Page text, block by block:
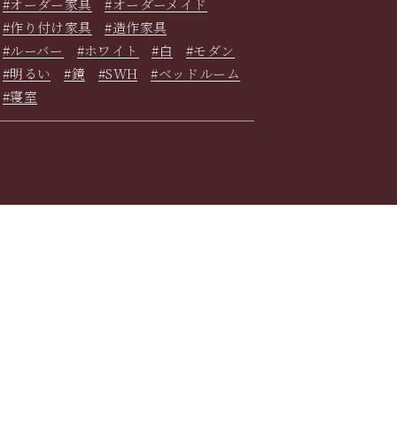
#オーダー家具
#オーダーメイド
#作り付け家具
#造作家具
#ルーバー
#ホワイト #白
#モダン
#明るい
#鏡 #SWH
#ベッドルーム
#寝室